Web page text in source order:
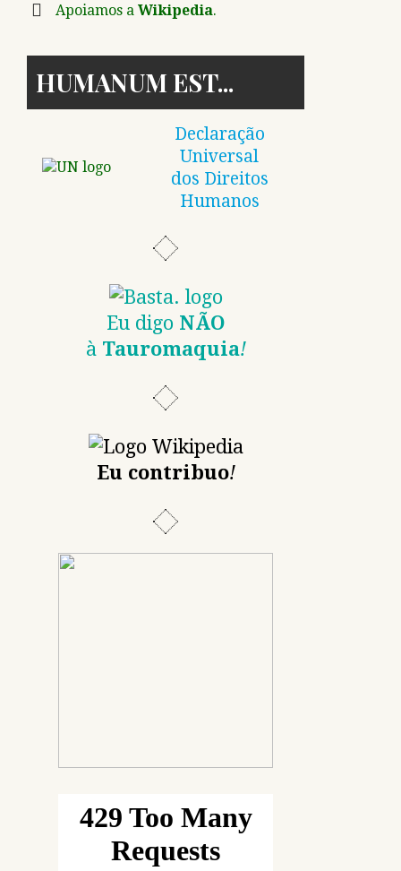
Apoiamos a Wikipedia.
HUMANUM EST
Declaração
Universal
dos Direitos
Humanos
Eu digo NÃO
à Tauromaquia!
Eu contribuo!